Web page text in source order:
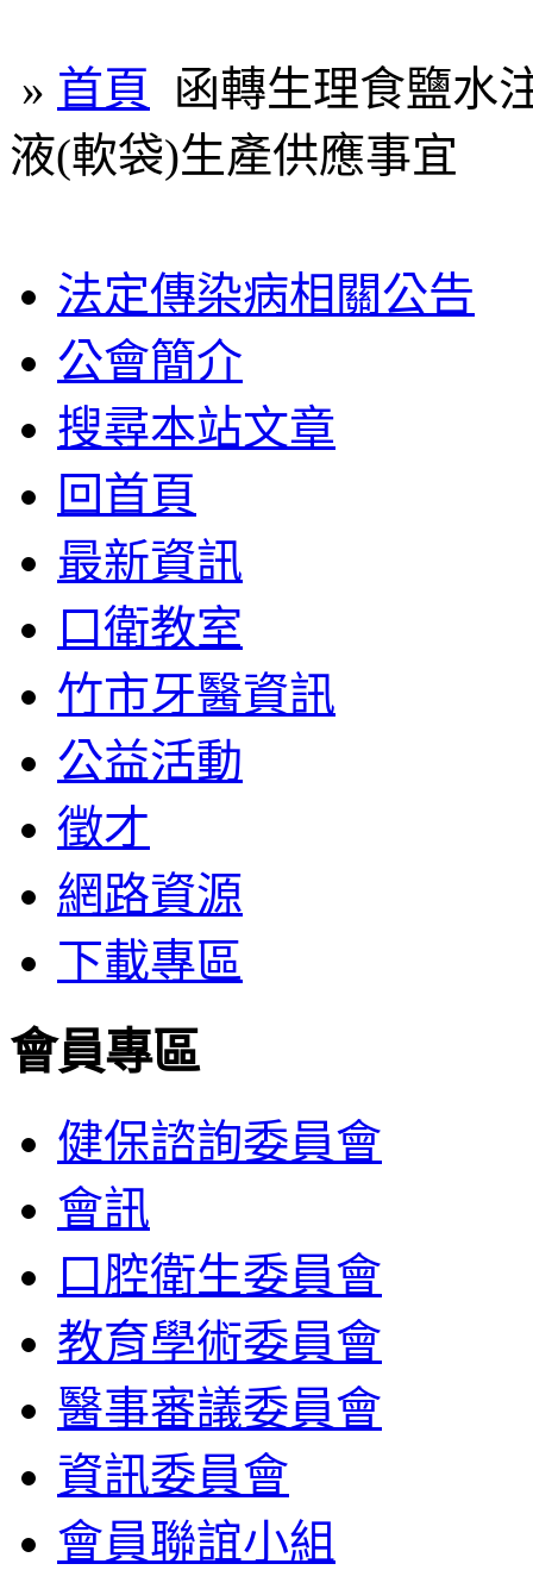
» 首頁
函轉生理食鹽水
液(軟袋)生產供應事宜
法定傳染病相關公告
公會簡介
搜尋本站文章
回首頁
最新資訊
口衛教室
竹市牙醫資訊
公益活動
徵才
網路資源
下載專區
會員專區
健保諮詢委員會
會訊
口腔衛生委員會
教育學術委員會
醫事審議委員會
資訊委員會
會員聯誼小組